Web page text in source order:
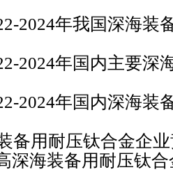
年我国深海装备
年国内主要深海
年国内深海装备
用耐压钛合金企业
备用耐压钛合